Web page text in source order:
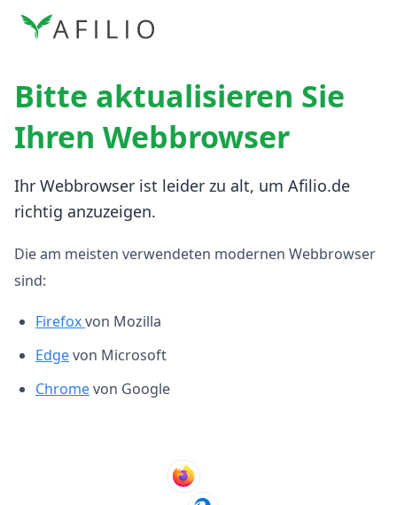
Bitte aktualisieren Sie
Ihren Webbrowser
Ihr Webbrowser ist leider zu alt, um Afilio.de
richtig anzuzeigen.
Die am meisten verwendeten modernen Webbrowser
sind:
Firefoxvon Mozilla
Edgevon Microsoft
Chromevon Google